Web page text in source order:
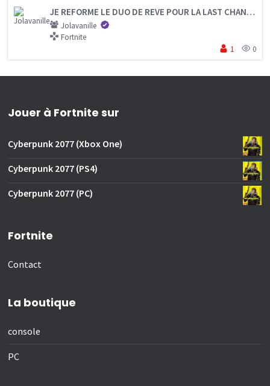
JE REFORME LE DUO DE REVE POUR LA LAST CHANCE FNCS
Jolavanille
Fortnite
1
0
Jouer à Fortnite sur
Cyberpunk 2077 (Xbox One)
Cyberpunk 2077 (PS4)
Cyberpunk 2077 (PC)
Fortnite
Contact
La boutique
console
PC